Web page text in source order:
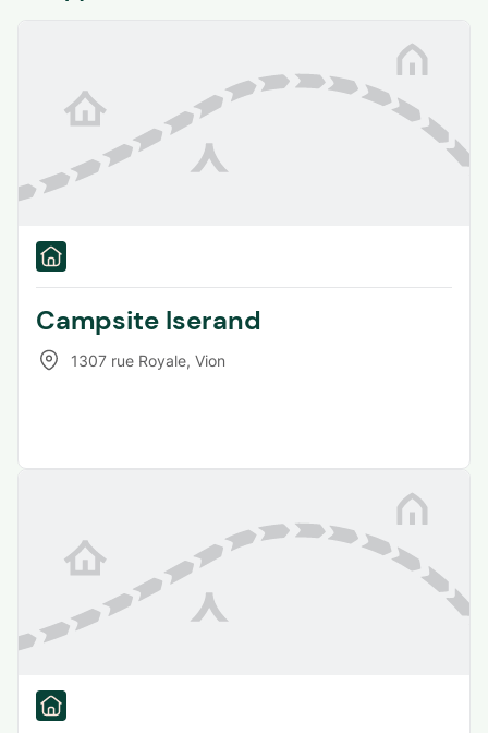
Campsite Iserand
1307 rue Royale, Vion